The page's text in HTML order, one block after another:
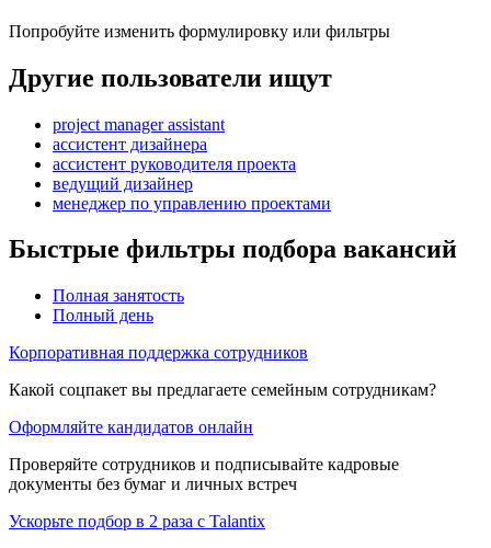
Попробуйте изменить формулировку или фильтры
Другие пользователи ищут
project manager assistant
ассистент дизайнера
ассистент руководителя проекта
ведущий дизайнер
менеджер по управлению проектами
Быстрые фильтры подбора вакансий
Полная занятость
Полный день
Корпоративная поддержка сотрудников
Какой соцпакет вы предлагаете семейным сотрудникам?
Оформляйте кандидатов онлайн
Проверяйте сотрудников и подписывайте кадровые
документы без бумаг и личных встреч
Ускорьте подбор в 2 раза с Talantix